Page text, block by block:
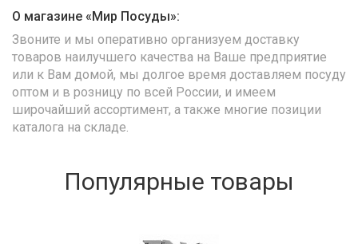
О магазине «Мир Посуды»:
Звоните и мы оперативно организуем доставку
товаров наилучшего качества на Ваше предприятие
или к Вам домой, мы долгое время доставляем посуду
оптом и в розницу по всей России, и имеем
широчайший ассортимент, а также многие позиции
каталога на складе.
Популярные товары